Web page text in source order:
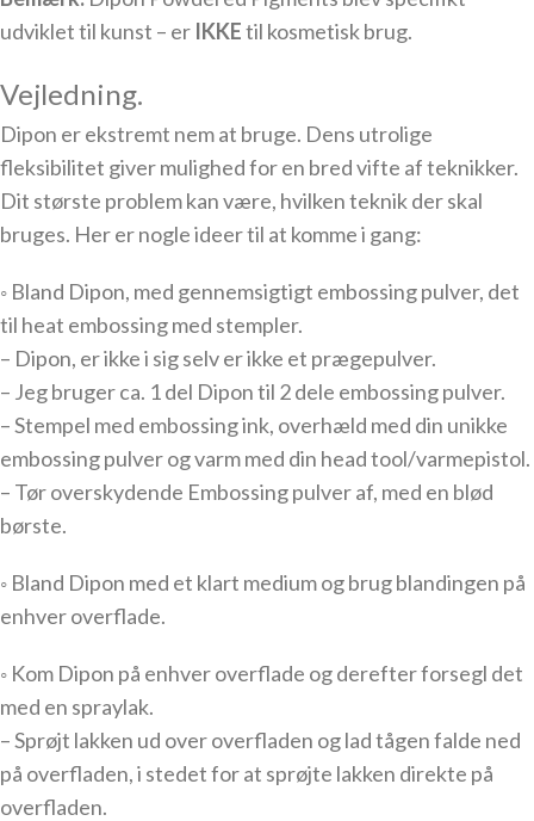
udviklet til kunst – er IKKEtil kosmetisk brug.
Vejledning.
Dipon er ekstremt nem at bruge. Dens utrolige
fleksibilitet giver mulighed for en bred vifte af teknikker.
Dit største problem kan være, hvilken teknik der skal
bruges. Her er nogle ideer til at komme i gang:
◦ Bland Dipon, med gennemsigtigt embossing pulver, det
til heat embossing med stempler.
– Dipon, er ikke i sig selv er ikke et prægepulver.
– Jeg bruger ca. 1 del Dipon til 2 dele embossing pulver.
– Stempel med embossing ink, overhæld med din unikke
embossing pulver og varm med din head tool/varmepistol.
– Tør overskydende Embossing pulver af, med en blød
børste.
◦ Bland Dipon med et klart medium og brug blandingen på
enhver overflade.
◦ Kom Dipon på enhver overflade og derefter forsegl det
med en spraylak.
– Sprøjt lakken ud over overfladen og lad tågen falde ned
på overfladen, i stedet for at sprøjte lakken direkte på
overfladen.